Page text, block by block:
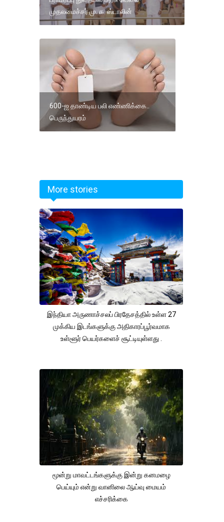
முதலமைச்சர் மு. க. ஸ்டாலின்
600-ஐ தாண்டிய பலி எண்ணிக்கை..
பெருந்துயரம்
More stories
இந்தியா அருணாச்சலப் பிரதேசத்தில் உள்ள 27
முக்கிய இடங்களுக்கு அதிகாரப்பூர்வமாக
உள்ளூர் பெயர்களைச் சூட்டியுள்ளது .
மூன்று மாவட்டங்களுக்கு இன்று கனமழை
பெய்யும் என்று வானிலை ஆய்வு மையம்
எச்சரிக்கை